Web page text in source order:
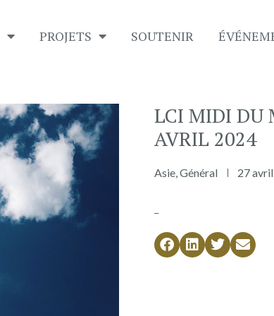
PROJETS SOUTENIR
LCI MIDI DU
AVRIL 2024
Asie,Général 27